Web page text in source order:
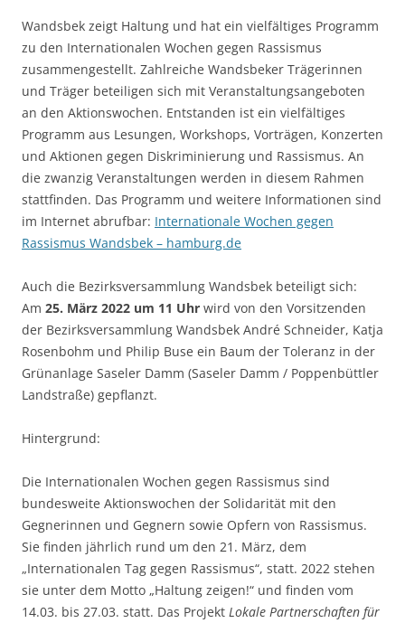
Wandsbek zeigt Haltung und hat ein vielfältiges Programm
zu den Internationalen Wochen gegen Rassismus
zusammengestellt. Zahlreiche Wandsbeker Trägerinnen
und Träger beteiligen sich mit Veranstaltungsangeboten
an den Aktionswochen. Entstanden ist ein vielfältiges
Programm aus Lesungen, Workshops, Vorträgen, Konzerten
und Aktionen gegen Diskriminierung und Rassismus. An
die zwanzig Veranstaltungen werden in diesem Rahmen
stattfinden. Das Programm und weitere Informationen sind
im Internet abrufbar: Internationale Wochen gegen
Rassismus Wandsbek – hamburg.de
Auch die Bezirksversammlung Wandsbek beteiligt sich:
Am 25. März 2022 um 11 Uhr wird von den Vorsitzenden
der Bezirksversammlung Wandsbek André Schneider, Katja
Rosenbohm und Philip Buse ein Baum der Toleranz in der
Grünanlage Saseler Damm (Saseler Damm / Poppenbüttler
Landstraße) gepflanzt.
Hintergrund:
Die Internationalen Wochen gegen Rassismus sind
bundesweite Aktionswochen der Solidarität mit den
Gegnerinnen und Gegnern sowie Opfern von Rassismus.
Sie finden jährlich rund um den 21. März, dem
„Internationalen Tag gegen Rassismus“, statt. 2022 stehen
sie unter dem Motto „Haltung zeigen!“ und finden vom
14.03. bis 27.03. statt. Das Projekt Lokale Partnerschaften für